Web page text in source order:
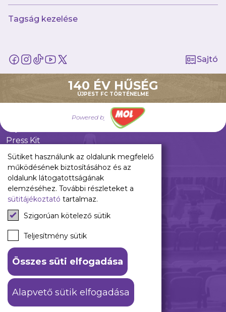
Tagság kezelése
Sajtó
140 ÉV HŰSÉG
ÚJPEST FC TÖRTÉNELME
Powered by
ajándékcsomag
Pályarend
TAO
Sajtó
Press Kit
Újpest FC Shop
Digitális felületeink
Facebook
Instagram
Tiktok
Youtube
Spotify
ÁSZF
Adatkezelési tájékoztató
© 2026 Újpest FC. #hajrálilák
Sütiket használunk az oldalunk megfelelő
működésének biztosításához és az
oldalunk látogatottságának
elemzéséhez. További részleteket a
sütitájékoztató tartalmaz.
Szigorúan kötelező sütik
Teljesítmény sütik
Összes süti elfogadása
Alapvető sütik elfogadása